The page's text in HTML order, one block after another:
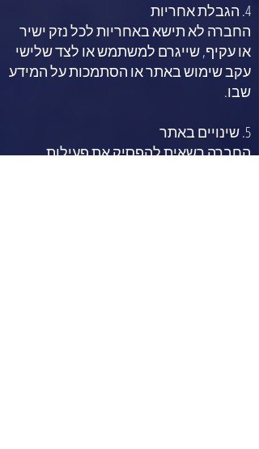
​4. הגבלת אחריות
החברה לא תישא באחריות לכל נזק ישיר
או עקיף, שייגרם למשתמש או לצד שלישי
עקב שימוש באתר או הסתמכות על המידע
שבו.
​5. שינויים באתר
החברה רשאית להפסיק את פעילות